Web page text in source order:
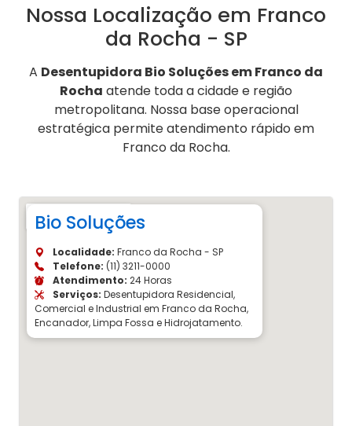
Nossa Localização em Franco
da Rocha - SP
A Desentupidora Bio Soluções em Franco da
Rocha atende toda a cidade e região
metropolitana. Nossa base operacional
estratégica permite atendimento rápido em
Franco da Rocha.
Bio Soluções
Localidade: Franco da Rocha - SP
Telefone: (11) 3211-0000
Atendimento: 24 Horas
Serviços: Desentupidora Residencial,
Comercial e Industrial em Franco da Rocha,
Encanador, Limpa Fossa e Hidrojatamento.